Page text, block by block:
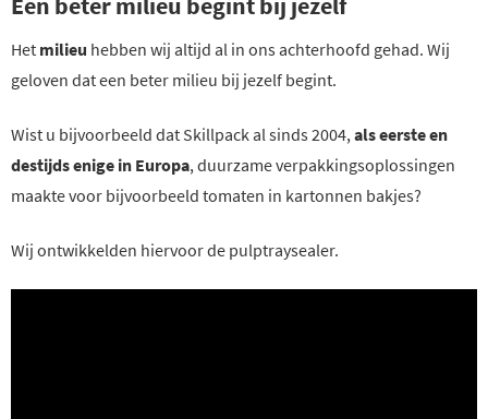
Het milieu hebben wij altijd al in ons achterhoofd gehad. Wij
geloven dat een beter milieu bij jezelf begint.
Wist u bijvoorbeeld dat Skillpack al sinds 2004,als eerste en
destijds enige in Europa, duurzame verpakkingsoplossingen
maakte voor bijvoorbeeld tomaten in kartonnen bakjes?
Wij ontwikkelden hiervoor de pulptraysealer.